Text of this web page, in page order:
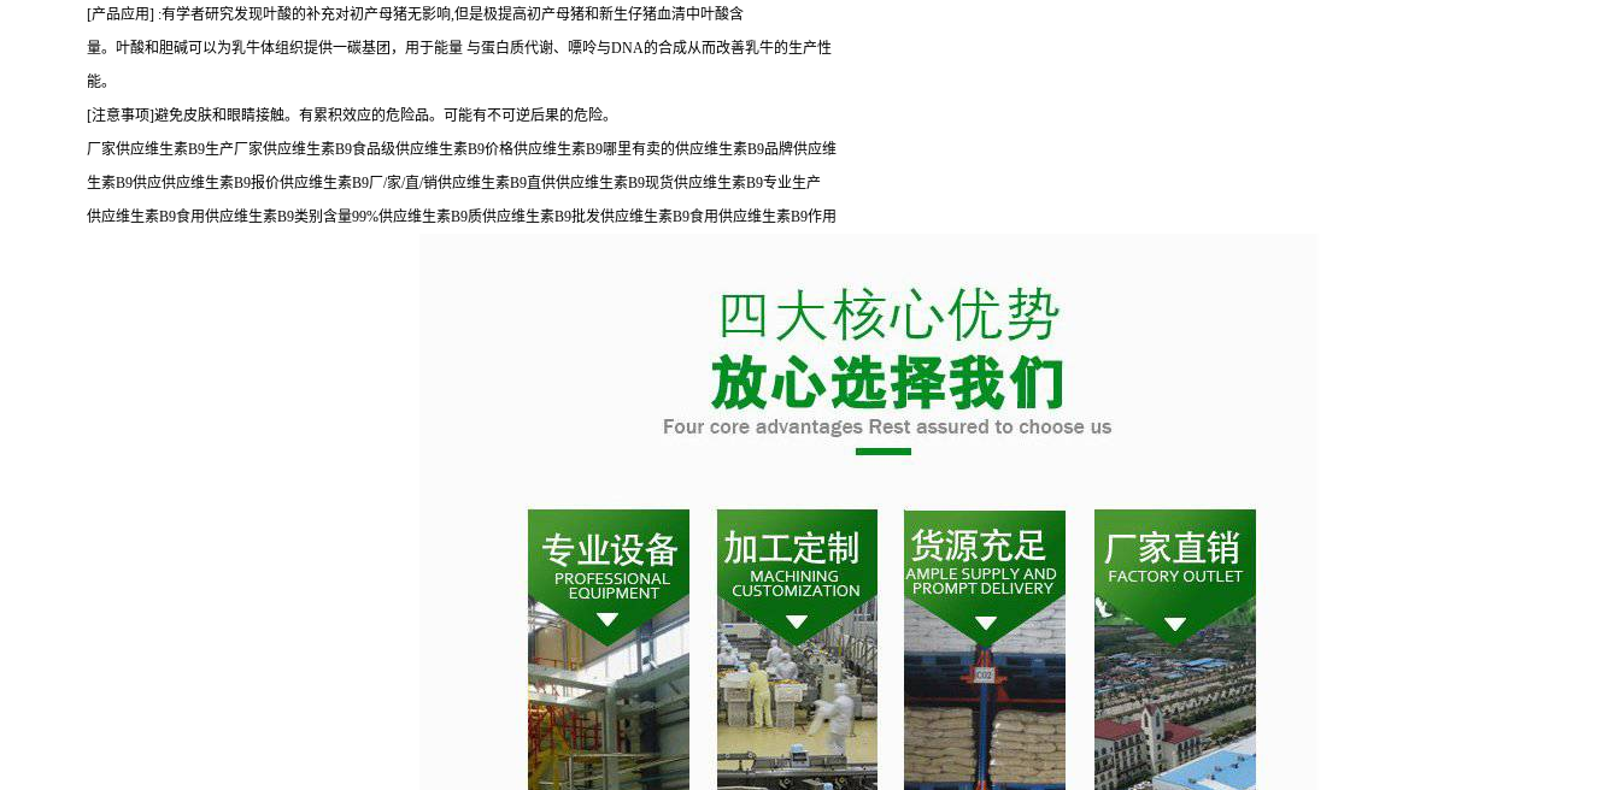
[产品应用] :有学者研究发现叶酸的补充对初产母猪无影响,但是极提高初产母猪和新生仔猪血清中叶酸含
量。叶酸和胆碱可以为乳牛体组织提供一碳基团，用于能量 与蛋白质代谢、嘌呤与DNA的合成从而改善乳牛的生产性
能。
[注意事项]避免皮肤和眼睛接触。有累积效应的危险品。可能有不可逆后果的危险。
厂家供应维生素B9生产厂家供应维生素B9食品级供应维生素B9价格供应维生素B9哪里有卖的供应维生素B9品牌供应维
生素B9供应供应维生素B9报价供应维生素B9厂/家/直/销供应维生素B9直供供应维生素B9现货供应维生素B9专业生产
供应维生素B9食用供应维生素B9类别含量99%供应维生素B9质供应维生素B9批发供应维生素B9食用供应维生素B9作用